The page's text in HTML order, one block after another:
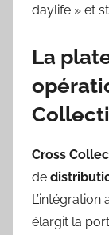
daylife » et
La
Cross
de
L’intégration
élargit la